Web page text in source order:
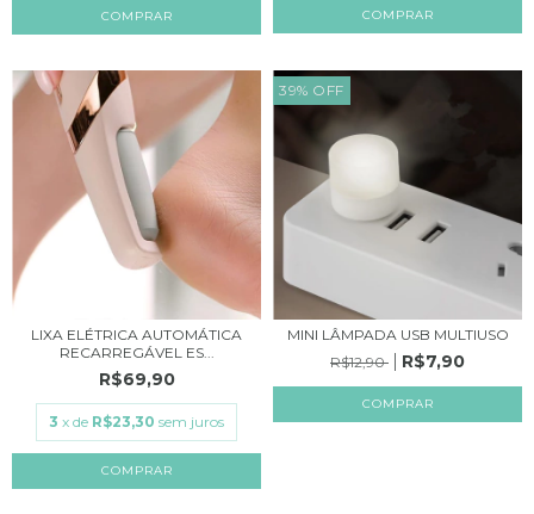
COMPRAR
LIXA ELÉTRICA AUTOMÁTICA
RECARREGÁVEL ES...
R$69,90
3 x de R$23,30 sem juros
39% OFF
MINI LÂMPADA USB MULTIUSO
R$12,90
R$7,90